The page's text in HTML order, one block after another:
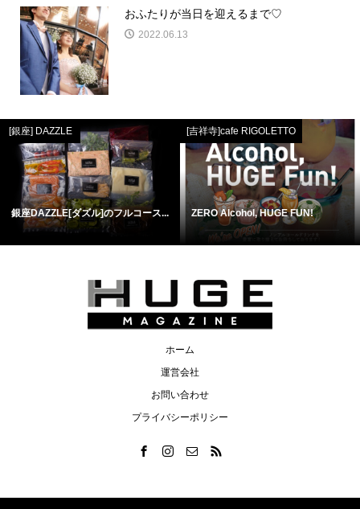
おふたりが当日を迎えるまで♡
2022.06.13
[銀座] DAZZLE
銀座DAZZLE[ダズル]のフルコース...
[吉祥寺]cafe RIGOLETTO
ZERO Alcohol, HUGE FUN!
ホーム
運営会社
お問い合わせ
プライバシーポリシー